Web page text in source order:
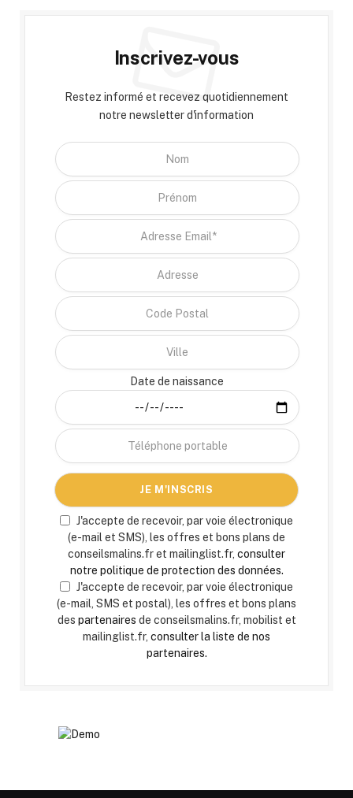
Inscrivez-vous
Restez informé et recevez quotidiennement
notre newsletter d'information
Date de naissance
J'accepte de recevoir, par voie électronique
(e-mail et SMS), les offres et bons plans de
conseilsmalins.fr et mailinglist.fr, consulter
notre politique de protection des données.
J'accepte de recevoir, par voie électronique
(e-mail, SMS et postal), les offres et bons plans
des partenaires de conseilsmalins.fr, mobilist et
mailinglist.fr, consulter la liste de nos
partenaires.